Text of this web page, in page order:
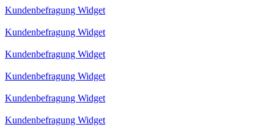
Kundenbefragung Widget
Kundenbefragung Widget
Kundenbefragung Widget
Kundenbefragung Widget
Kundenbefragung Widget
Kundenbefragung Widget